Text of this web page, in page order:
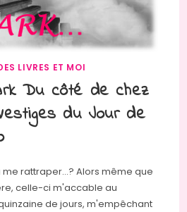
LIVRES ET MOI
Du côté de chez
du Jour de
me rattraper...? Alors même que
celle-ci m'accable au
de jours, m'empêchant